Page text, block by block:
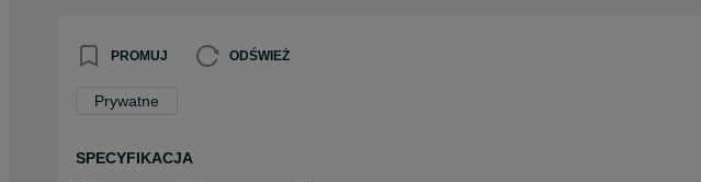
PROMUJ ODŚWIEŻ
Prywatne
SPECYFIKACJA